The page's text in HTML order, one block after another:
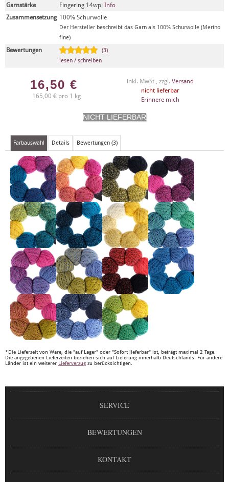
Garnstärke
Fingering 14wpi Info
Zusammensetzung 100% Schurwolle
Der Hersteller beschreibt das Garn als 100% Schurwolle (Merino
fine)
Bewertungen
(3)
lesen / schreiben
16,50 €
165,00 € pro 1 kg
inkl. MwSt , zzgl. Versand
nicht lieferbar
Erinnere mich
Farbauswahl Details Bewertungen (3)
*Die Lieferzeit von Ware, die "auf Lager" oder "Sofort lieferbar" ist, beträgt maximal 2 Tage.
Die angegebenen Lieferzeiten beziehen sich auf Lieferung innerhalb Deutschlands. Für andere
Länder ist ein weiterer Lieferverzug zu berücksichtigen.
SERVICE
BEWERTUNGEN
KONTAKT